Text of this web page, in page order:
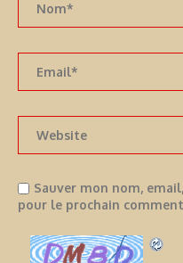
Sauver mon nom,
pour le prochain